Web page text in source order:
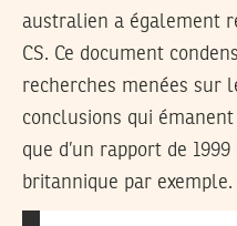
australien a également
CS. Ce document
recherches menées sur
conclusions qui
que d’un rapport de
britannique par exemple.